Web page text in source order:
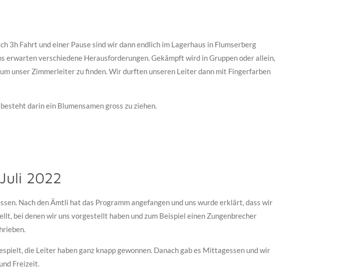
Fahrt und einer Pause sind wir dann endlich im Lagerhaus in Flumserberg
erwarten verschiedene Herausforderungen. Gekämpft wird in Gruppen oder allein,
unser Zimmerleiter zu finden. Wir durften unseren Leiter dann mit Fingerfarben
darin ein Blumensamen gross zu ziehen.
2022
Nach den Ämtli hat das Programm angefangen und uns wurde erklärt, dass wir
bei denen wir uns vorgestellt haben und zum Beispiel einen Zungenbrecher
die Leiter haben ganz knapp gewonnen. Danach gab es Mittagessen und wir
Freizeit.